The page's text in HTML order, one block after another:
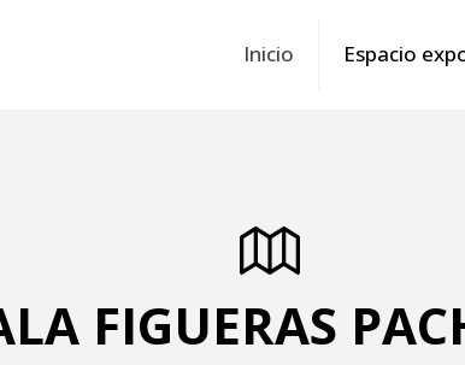
Inicio Espacio
FIGUERAS